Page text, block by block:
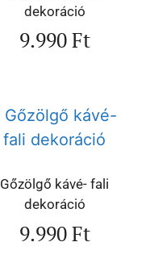
dekoráció
9.990Ft
Gőzölgő kávé- fali
dekoráció
9.990Ft